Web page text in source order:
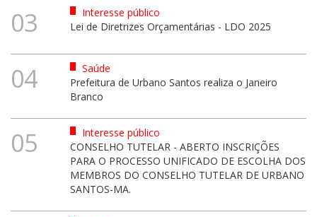
03
Interesse público
Lei de Diretrizes Orçamentárias - LDO 2025
04
Saúde
Prefeitura de Urbano Santos realiza o Janeiro
Branco
05
Interesse público
CONSELHO TUTELAR - ABERTO INSCRIÇÕES
PARA O PROCESSO UNIFICADO DE ESCOLHA DOS
MEMBROS DO CONSELHO TUTELAR DE URBANO
SANTOS-MA.